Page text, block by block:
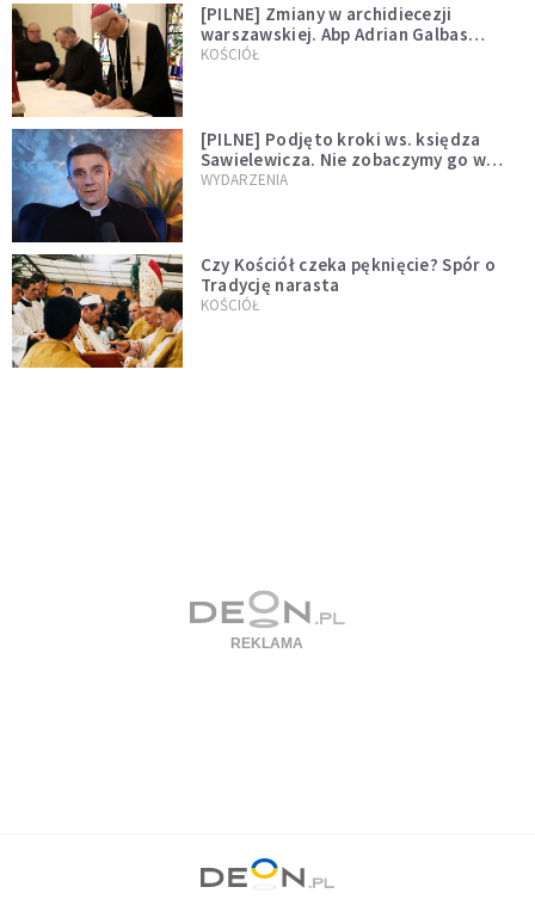
[PILNE] Zmiany w archidiecezji
warszawskiej. Abp Adrian Galbas
wręczył dekrety nowym proboszczom
KOŚCIÓŁ
[PILNE] Podjęto kroki ws. księdza
Sawielewicza. Nie zobaczymy go w
mediach
WYDARZENIA
Czy Kościół czeka pęknięcie? Spór o
Tradycję narasta
KOŚCIÓŁ